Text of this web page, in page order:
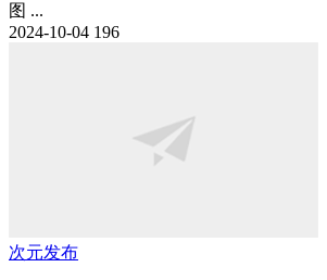
图 ...
2024-10-04 196
次元发布